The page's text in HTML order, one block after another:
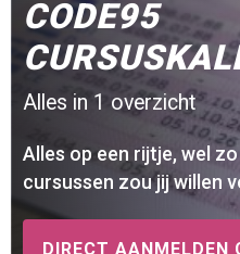
CODE95
Alles in 1 overzicht
Alles op een rijtje, wel
cursussen zou jij willen
DIRECT AANMELDEN